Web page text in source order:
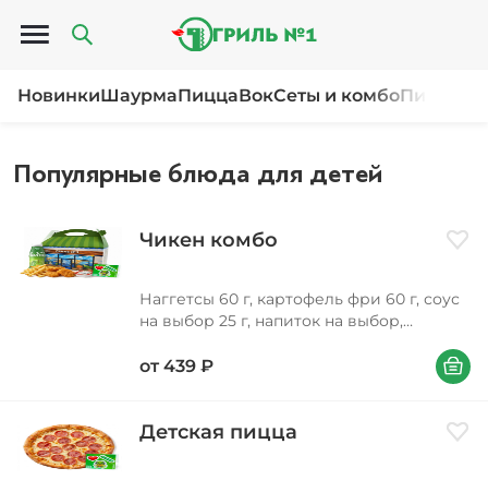
Открыть меню
НовинкиШаурмаПиццаВокСеты и комбоПироги
Популярные блюда для детей
Чикен комбо
Наггетсы 60 г, картофель фри 60 г, соус
на выбор 25 г, напиток на выбор,
интерактивами
от 439 ₽ В
Детская пицца